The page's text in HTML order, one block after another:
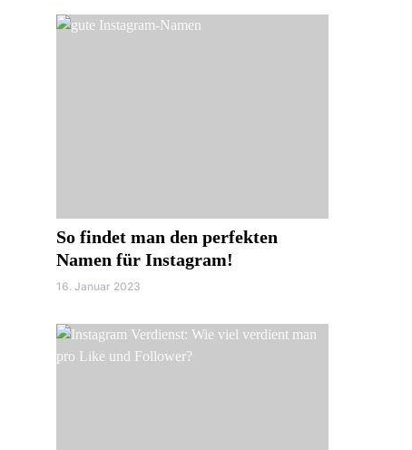
So findet man den perfekten
Namen für Instagram!
16. Januar 2023